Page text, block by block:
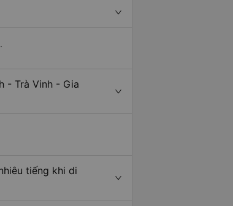
- Trà Vinh - Gia
tiếng khi di